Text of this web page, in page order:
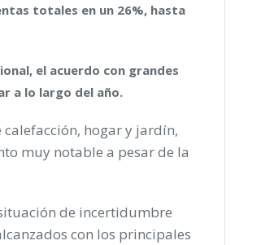
totales en un 26%, hasta
el acuerdo con grandes
a lo largo del año.
hogar y jardín,
muy notable a pesar de la
de incertidumbre
con los principales